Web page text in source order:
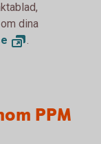
dina
PPM